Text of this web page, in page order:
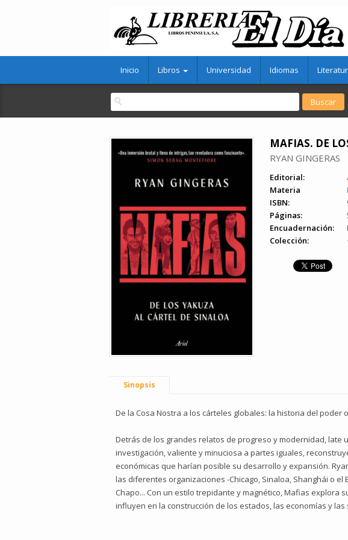
Inicio Libros Universidad Idiomas
MAFIAS. DE
RYAN GINGERAS
Editorial:
Materia
ISBN:
Páginas:
Encuadernación:
Colección:
Sinopsis
De la Cosa Nostra a los cárteles globales: la historia del poder
Detrás de los grandes relatos de progreso y modernidad,
investigación, valiente y minuciosa a partes iguales,
económicas que harían posible su desarrollo y expansión.
las diferentes organizaciones -Chicago, Sinaloa, Shanghái o el
Chapo... Con un estilo trepidante y magnético, Mafias explora
influyen en la construcción de los estados, las economías y